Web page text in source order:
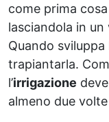
come prima
lasciandola in un
Quando sviluppa
trapiantarla.
l’irrigazione
almeno due